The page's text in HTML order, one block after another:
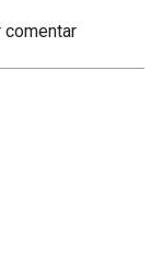
comentar